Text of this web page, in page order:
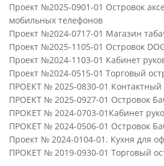
Проект №2025-0901-01 Островок
мобильных телефонов
Проект №2024-0717-01 Магазин
Проект №2025-1105-01 Островок
Проект №2024-1103-01 Кабинет
Проект №2024-0515-01 Торговый
ПРОЕКТ № 2025-0830-01 Контактный
ПРОЕКТ № 2025-0927-01 Островок
ПРОКЕТ № 2024-0703-01Кабинет
ПРОКЕТ № 2024-0506-01 Островок
Проект № 2024-0104-01. Кухня для
ПРОКЕТ № 2019-0930-01 Торговый